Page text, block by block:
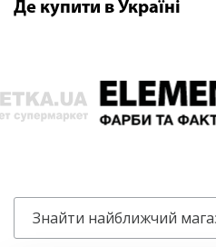
Де купити в Україні
Знайти найближчий